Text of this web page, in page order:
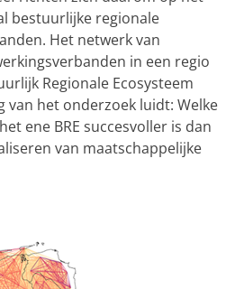
bestuurlijke regionale
Het netwerk van
in een regio
Regionale Ecosysteem
van het onderzoek luidt: Welke
ene BRE succesvoller is dan
van maatschappelijke